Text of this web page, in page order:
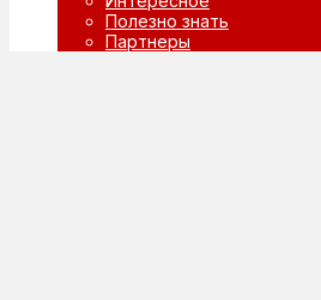
Полезно знать
Партнеры